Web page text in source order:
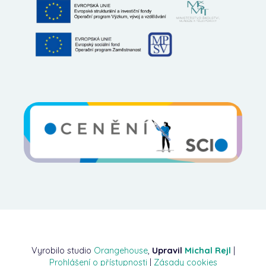
Vyrobilo studio Orangehouse, Upravil Michal Rejl |
Prohlášení o přístupnosti | Zásady cookies